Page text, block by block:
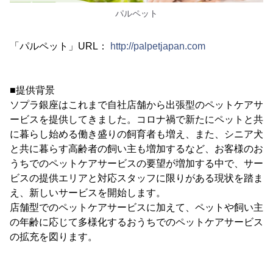
パルペット
「パルペット」URL： http://palpetjapan.com
■提供背景
ソプラ銀座はこれまで自社店舗から出張型のペットケアサ
ービスを提供してきました。コロナ禍で新たにペットと共
に暮らし始める働き盛りの飼育者も増え、また、シニア犬
と共に暮らす高齢者の飼い主も増加するなど、お客様のお
うちでのペットケアサービスの要望が増加する中で、サー
ビスの提供エリアと対応スタッフに限りがある現状を踏ま
え、新しいサービスを開始します。
店舗型でのペットケアサービスに加えて、ペットや飼い主
の年齢に応じて多様化するおうちでのペットケアサービス
の拡充を図ります。